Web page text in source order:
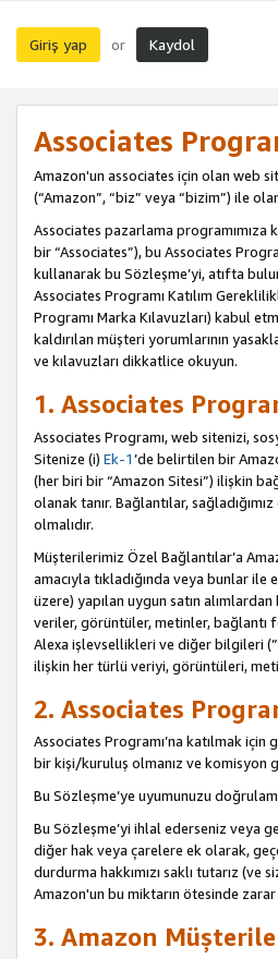
Giriş yap or Kaydol
Associates
Amazon'un associates için olan web
(“Amazon”, “biz” veya “bizim”) ile
Associates pazarlama programımıza
bir “Associates”), bu Associates
kullanarak bu Sözleşme’yi, atıfta
Associates Programı Katılım
Programı Marka Kılavuzları) kabul
kaldırılan müşteri yorumlarının
ve kılavuzları dikkatlice okuyun.
1. Associates
Associates Programı, web sitenizi,
Sitenize (i) Ek-1’de belirtilen bir
(her biri bir “Amazon Sitesi”) ilişkin
olanak tanır. Bağlantılar,
olmalıdır.
Müşterilerimiz Özel Bağlantılar’a
amacıyla tıkladığında veya bunlar
üzere) yapılan uygun satın
veriler, görüntüler, metinler, bağlantı
Alexa işlevsellikleri ve diğer bilgileri (”
ilişkin her türlü veriyi, görüntüleri,
2. Associates
Associates Programı’na katılmak için
bir kişi/kuruluş olmanız ve komisyon
Bu Sözleşme’ye uyumunuzu
Bu Sözleşme’yi ihlal ederseniz veya
diğer hak veya çarelere ek olarak,
durdurma hakkımızı saklı tutarız
Amazon'un bu miktarın ötesinde
3. Amazon